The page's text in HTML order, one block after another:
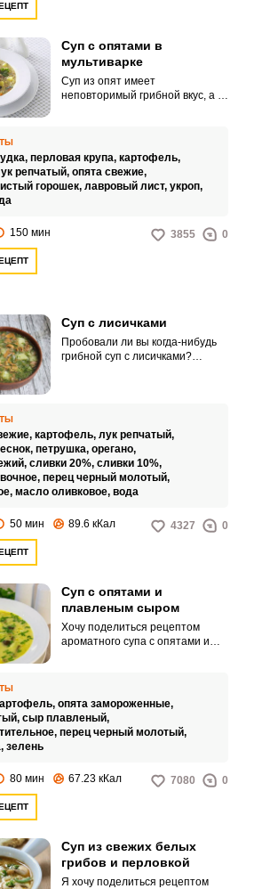
Суп с опятами в
мультиварке
Суп из опят имеет
неповторимый грибной вкус, а в
ароматов. Сегодня мы будем
варить грибной суп на куриной
грудке, которая сделает его
более наваристым и еще более
помощница – мультиварка.
перловая крупа, картофель,
репчатый, опята свежие,
горошек, лавровый лист, укроп,
150 мин 3855 0
Суп с лисичками
Пробовали ли вы когда-нибудь
грибной суп с лисичками?
для грибного супа.
картофель, лук репчатый,
петрушка, орегано,
сливки 20%, сливки 10%,
перец черный молотый,
масло оливковое, вода
50 мин 89.6 кКал 4327 0
Суп с опятами и
плавленым сыром
Хочу поделиться рецептом
ароматного супа с опятами и
поднимет настроение и согреет
в холодное время года.
опята замороженные,
сыр плавленый,
перец черный молотый,
зелень
80 мин 67.23 кКал 7080 0
Суп из свежих белых
грибов и перловкой
Я хочу поделиться рецептом